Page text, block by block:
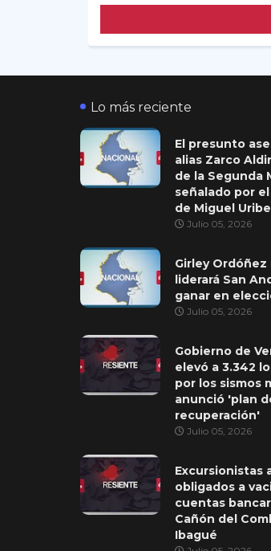
Lo más reciente
El presunto
alias Zarco
de la Segunda
señalado por
de Miguel Uribe
Julio 05, 2026
Girley Ordóñez
liderará San
ganar en
Julio 05, 2026
Gobierno de
elevó a 3.342
por los sismos
anunció 'plan
recuperación'
Julio 05, 2026
Excursionistas
obligados a
cuentas
Cañón del
Ibagué